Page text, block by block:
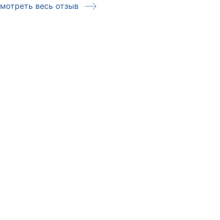
весь отзыв